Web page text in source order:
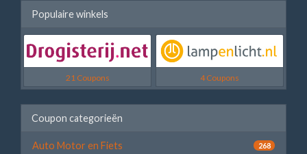
Populaire winkels
21 Coupons 4 Coupons
Coupon categorieën
Auto Motor en Fiets 268